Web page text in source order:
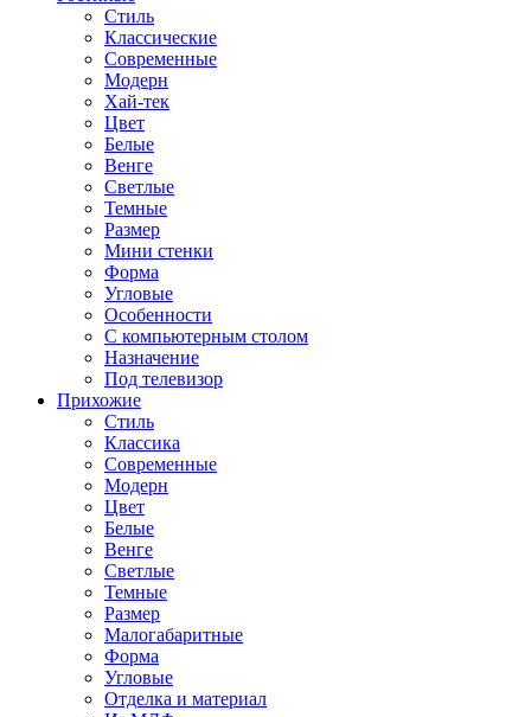
Стиль
Классические
Современные
Модерн
Хай-тек
Цвет
Белые
Венге
Светлые
Темные
Размер
Мини стенки
Форма
Угловые
Особенности
С компьютерным столом
Назначение
Под телевизор
Прихожие
Стиль
Классика
Современные
Модерн
Цвет
Белые
Венге
Светлые
Темные
Размер
Малогабаритные
Форма
Угловые
Отделка и материал